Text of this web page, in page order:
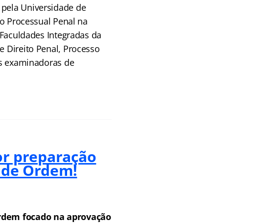
Universidade de
Processual Penal na
Integradas da
Direito Penal, Processo
examinadoras de
preparação
Ordem!
focado na aprovação